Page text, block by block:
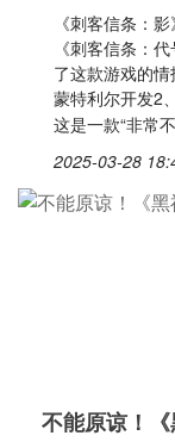
《刺客信条：
《刺客信条：
了这款游戏的
蒙特利尔开发2
这是一款“非常
2025-03-28
不能原谅！